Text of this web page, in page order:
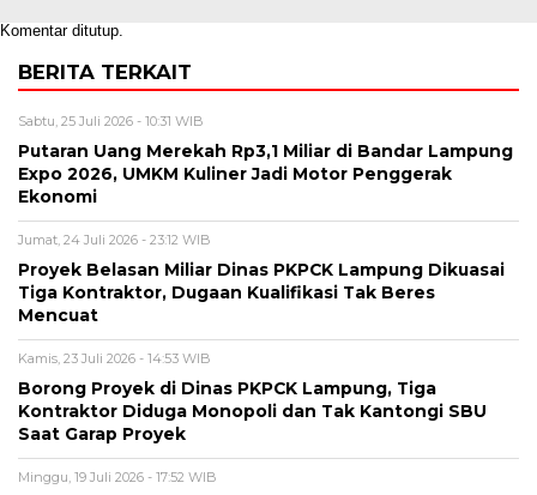
Komentar ditutup.
BERITA TERKAIT
Sabtu, 25 Juli 2026 - 10:31 WIB
Putaran Uang Merekah Rp3,1 Miliar di Bandar Lampung
Expo 2026, UMKM Kuliner Jadi Motor Penggerak
Ekonomi
Jumat, 24 Juli 2026 - 23:12 WIB
Proyek Belasan Miliar Dinas PKPCK Lampung Dikuasai
Tiga Kontraktor, Dugaan Kualifikasi Tak Beres
Mencuat
Kamis, 23 Juli 2026 - 14:53 WIB
Borong Proyek di Dinas PKPCK Lampung, Tiga
Kontraktor Diduga Monopoli dan Tak Kantongi SBU
Saat Garap Proyek
Minggu, 19 Juli 2026 - 17:52 WIB